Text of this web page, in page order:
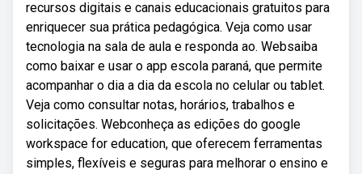
recursos digitais e canais educacionais gratuitos para
enriquecer sua prática pedagógica. Veja como usar
tecnologia na sala de aula e responda ao. Websaiba
como baixar e usar o app escola paraná, que permite
acompanhar o dia a dia da escola no celular ou tablet.
Veja como consultar notas, horários, trabalhos e
solicitações. Webconheça as edições do google
workspace for education, que oferecem ferramentas
simples, flexíveis e seguras para melhorar o ensino e